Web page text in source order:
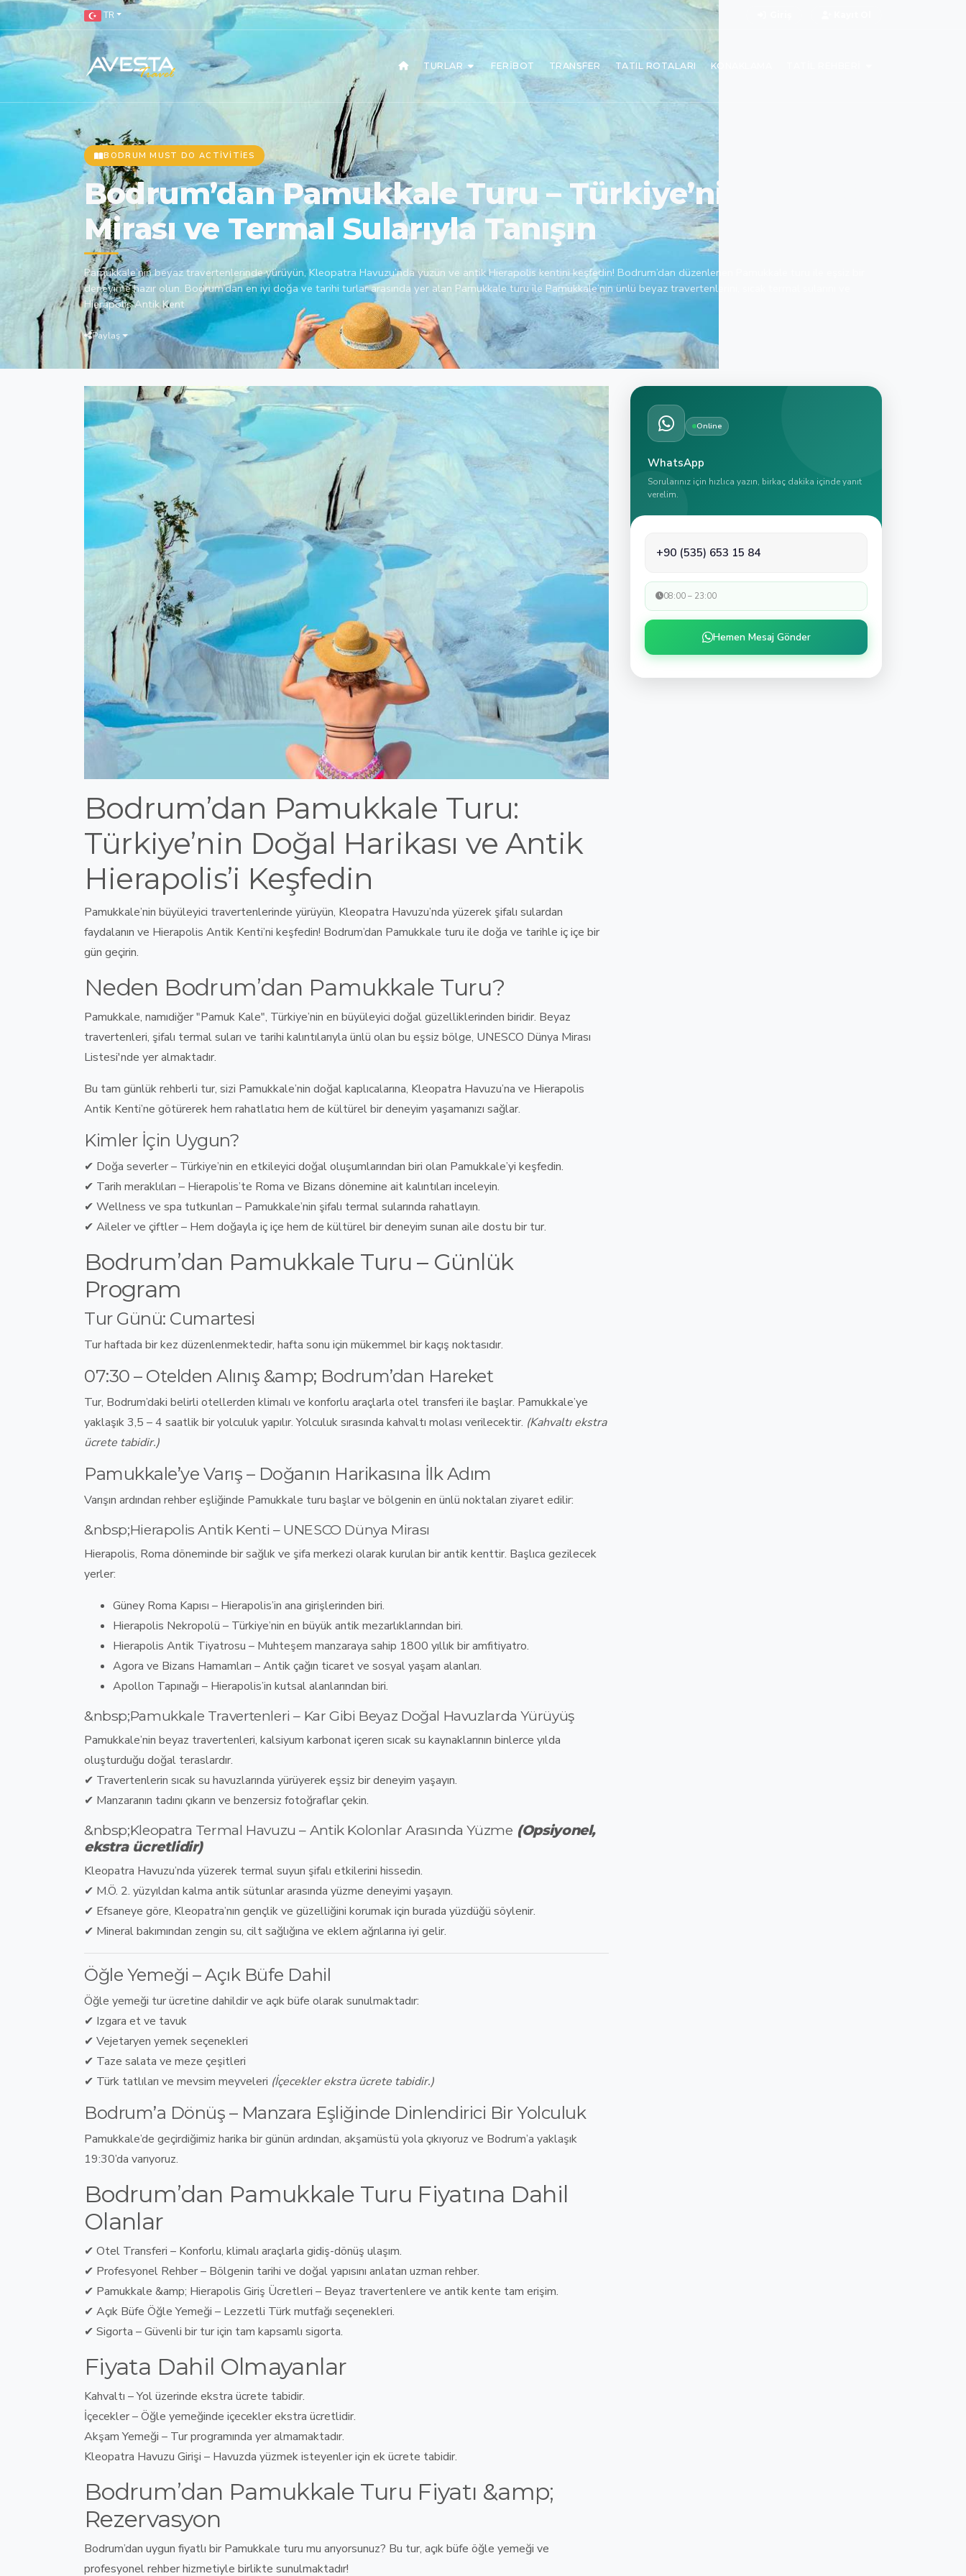
TR
TURLAR FERIBOT TRANSFER TATIL ROTALARI KONAKLAMA
BODRUM MUST DO ACTIVITIES
Bodrum’dan Pamukkale Turu – Türkiye’nin UNESCO
Mirası ve Termal Sularıyla Tanışın
Pamukkale’nin beyaz travertenlerinde yürüyün, Kleopatra Havuzu’nda yüzün ve antik Hierapolis kentini keşfedin! Bodrum’dan düzenlenen Pamukkale turu ile eşsiz bir
deneyime hazır olun. Bodrum’dan en iyi doğa ve tarihi turlar arasında yer alan Pamukkale turu ile Pamukkale’nin ünlü beyaz travertenlerini, sıcak termal sularını ve
Hierapolis Antik Kent
Paylaş
Bodrum’dan Pamukkale Turu:
Türkiye’nin Doğal Harikası ve Antik
Hierapolis’i Keşfedin
Pamukkale’nin büyüleyici travertenlerinde yürüyün, Kleopatra Havuzu’nda yüzerek şifalı sulardan
faydalanın ve Hierapolis Antik Kenti’ni keşfedin! Bodrum’dan Pamukkale turu ile doğa ve tarihle iç içe bir
gün geçirin.
Neden Bodrum’dan Pamukkale Turu?
Pamukkale, namıdiğer"Pamuk Kale", Türkiye’nin en büyüleyici doğal güzelliklerinden biridir. Beyaz
travertenleri, şifalı termal suları ve tarihi kalıntılarıyla ünlü olan bu eşsiz bölge, UNESCO Dünya Mirası
Listesi'nde yer almaktadır.
Bu tam günlük rehberli tur, sizi Pamukkale’nin doğal kaplıcalarına, Kleopatra Havuzu’na ve Hierapolis
Antik Kenti’ne götürerekhem rahatlatıcı hem de kültürel bir deneyim yaşamanızı sağlar.
Kimler İçin Uygun?
✔ Doğa severler– Türkiye’nin en etkileyici doğal oluşumlarından biri olan Pamukkale’yi keşfedin.
✔ Tarih meraklıları – Hierapolis’te Roma ve Bizans dönemine ait kalıntıları inceleyin.
✔ Wellness ve spa tutkunları – Pamukkale’nin şifalı termal sularında rahatlayın.
✔ Aileler ve çiftler– Hem doğayla iç içe hem de kültürel bir deneyim sunan aile dostu bir tur.
Bodrum’dan Pamukkale Turu – Günlük
Program
Tur Günü: Cumartesi
Turhaftada bir kez düzenlenmektedir, hafta sonu için mükemmel bir kaçış noktasıdır.
07:30 – Otelden Alınış &amp; Bodrum’dan Hareket
Tur, Bodrum’daki belirli otellerden klimalı ve konforlu araçlarla otel transferi ile başlar. Pamukkale’ye
yaklaşık 3,5 – 4 saatlik bir yolculukyapılır. Yolculuk sırasında kahvaltı molası verilecektir. (Kahvaltı ekstra
ücrete tabidir.)
Pamukkale’ye Varış – Doğanın Harikasına İlk Adım
Varışın ardından rehber eşliğinde Pamukkale turu başlarve bölgenin en ünlü noktaları ziyaret edilir:
&nbsp;Hierapolis Antik Kenti – UNESCO Dünya Mirası
Hierapolis, Roma döneminde bir sağlık ve şifa merkezi olarak kurulan bir antik kenttir. Başlıca gezilecek
yerler:
Güney Roma Kapısı – Hierapolis’in ana girişlerinden biri.
Hierapolis Nekropolü – Türkiye’nin en büyük antik mezarlıklarından biri.
Hierapolis Antik Tiyatrosu – Muhteşem manzaraya sahip 1800 yıllık bir amfitiyatro.
Agora ve Bizans Hamamları –Antik çağın ticaret ve sosyal yaşam alanları.
Apollon Tapınağı – Hierapolis’in kutsal alanlarından biri.
&nbsp;Pamukkale Travertenleri – Kar Gibi Beyaz Doğal Havuzlarda Yürüyüş
Pamukkale’nin beyaz travertenleri, kalsiyum karbonat içeren sıcak su kaynaklarının binlerce yılda
oluşturduğu doğal teraslardır.
✔ Travertenlerin sıcak su havuzlarında yürüyerek eşsiz bir deneyim yaşayın.
✔ Manzaranın tadını çıkarın ve benzersiz fotoğraflar çekin.
&nbsp;Kleopatra Termal Havuzu – Antik Kolonlar Arasında Yüzme (Opsiyonel,
ekstra ücretlidir)
Kleopatra Havuzu’nda yüzerek termal suyun şifalı etkilerini hissedin.
✔ M.Ö. 2. yüzyıldan kalma antik sütunlar arasında yüzme deneyimi yaşayın.
✔ Efsaneye göre, Kleopatra’nın gençlik ve güzelliğini korumak için burada yüzdüğü söylenir.
✔ Mineral bakımından zengin su, cilt sağlığına ve eklem ağrılarına iyi gelir.
Öğle Yemeği – Açık Büfe Dahil
Öğle yemeği tur ücretine dahildirve açık büfe olarak sunulmaktadır:
✔ Izgara et ve tavuk
✔ Vejetaryen yemek seçenekleri
✔ Taze salata ve meze çeşitleri
✔ Türk tatlıları ve mevsim meyveleri (İçecekler ekstra ücrete tabidir.)
Bodrum’a Dönüş – Manzara Eşliğinde Dinlendirici Bir Yolculuk
Pamukkale’de geçirdiğimiz harika bir günün ardından, akşamüstü yola çıkıyoruz ve Bodrum’a yaklaşık
19:30’da varıyoruz.
Bodrum’dan Pamukkale Turu Fiyatına Dahil
Olanlar
✔ Otel Transferi – Konforlu, klimalı araçlarla gidiş-dönüş ulaşım.
✔ Profesyonel Rehber– Bölgenin tarihi ve doğal yapısını anlatan uzman rehber.
✔ Pamukkale &amp; Hierapolis Giriş Ücretleri – Beyaz travertenlere ve antik kente tam erişim.
✔ Açık Büfe Öğle Yemeği – Lezzetli Türk mutfağı seçenekleri.
✔ Sigorta –Güvenli bir tur için tam kapsamlı sigorta.
Fiyata Dahil Olmayanlar
Kahvaltı – Yol üzerinde ekstra ücrete tabidir.
İçecekler– Öğle yemeğinde içecekler ekstra ücretlidir.
Akşam Yemeği – Tur programında yer almamaktadır.
Kleopatra Havuzu Girişi – Havuzda yüzmek isteyenler için ek ücrete tabidir.
Bodrum’dan Pamukkale Turu Fiyatı &amp;
Rezervasyon
Bodrum’dan uygun fiyatlı bir Pamukkale turu mu arıyorsunuz? Bu tur, açık büfe öğle yemeği ve
profesyonel rehber hizmetiyle birlikte sunulmaktadır!
Online
WhatsApp
Sorularınız için hızlıca yazın, birkaç dakika içinde yanıt
verelim.
+90 (535) 653 15 84
08:00 – 23:00
Hemen Mesaj Gönder